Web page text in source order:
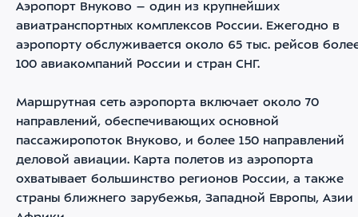
Аэропорт Внуково – один из крупнейших
авиатранспортных комплексов России. Ежегодно в
аэропорту обслуживается около 65 тыс. рейсов
100 авиакомпаний России и стран СНГ.
Маршрутная сеть аэропорта включает около 70
направлений, обеспечивающих основной
пассажиропоток Внуково, и более 150 направлений
деловой авиации. Карта полетов из аэропорта
охватывает большинство регионов России, а также
страны ближнего зарубежья, Западной Европы, Азии